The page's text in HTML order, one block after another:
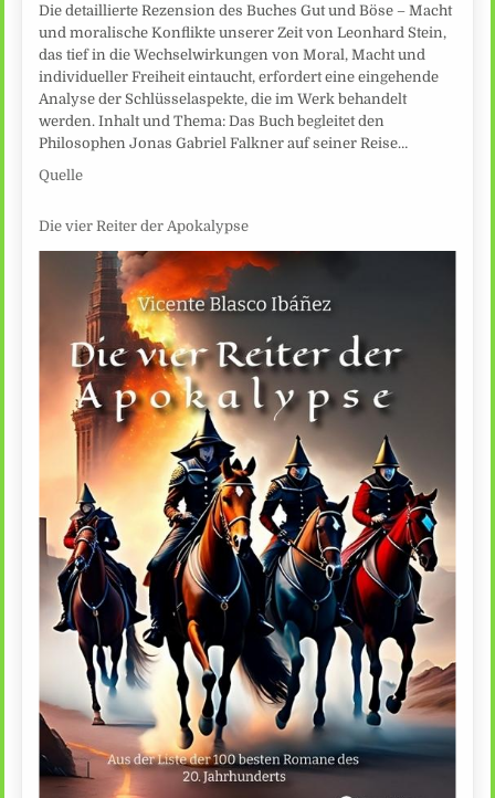
Die detaillierte Rezension des Buches Gut und Böse – Macht
und moralische Konflikte unserer Zeit von Leonhard Stein,
das tief in die Wechselwirkungen von Moral, Macht und
individueller Freiheit eintaucht, erfordert eine eingehende
Analyse der Schlüsselaspekte, die im Werk behandelt
werden. Inhalt und Thema: Das Buch begleitet den
Philosophen Jonas Gabriel Falkner auf seiner Reise…
Quelle
Die vier Reiter der Apokalypse